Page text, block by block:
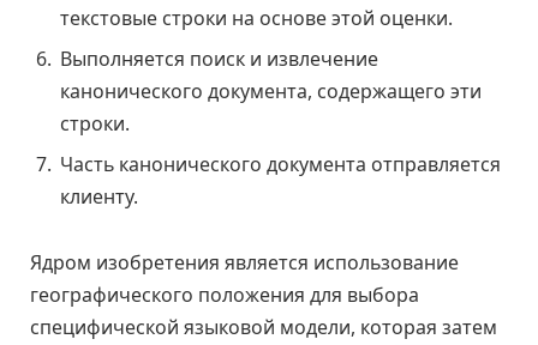
текстовые строки на основе этой оценки.
Выполняется поиск и извлечение
канонического документа, содержащего эти
строки.
Часть канонического документа отправляется
клиенту.
Ядром изобретения является использование
географического положения для выбора
специфической языковой модели, которая затем